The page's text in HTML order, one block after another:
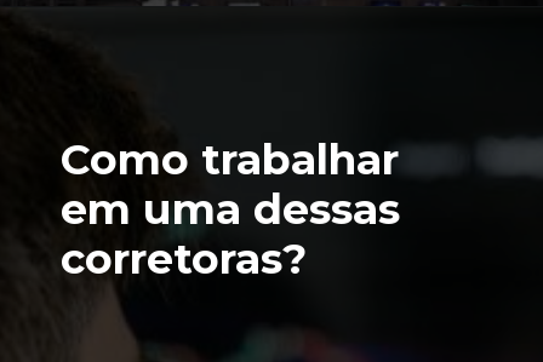
Como trabalhar
em uma dessas
corretoras?